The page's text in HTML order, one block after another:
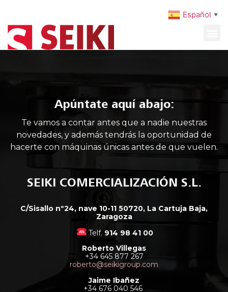
Apúntate aquí abajo:
Te vamos a contar antes que a nadie nuestras
novedades, y además tendrás la oportunidad de
hacerte con máquinas únicas antes de que vuelen.
SEIKI COMERCIALIZACIÓN S.L.
C/Sisallo nº24, nave 10-11 50720, La Cartuja Baja,
Zaragoza
Telf. 914 98 41 00
Roberto Villegas
+34 645 877 267
roberto@seikigroup.com
Jaime Ibañez
+34 676 040 546
Español ▼